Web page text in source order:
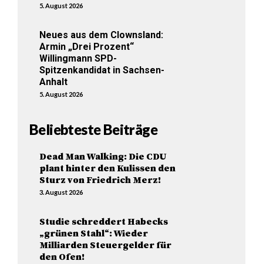
5. August 2026
Neues aus dem Clownsland:
Armin „Drei Prozent“
Willingmann SPD-
Spitzenkandidat in Sachsen-
Anhalt
5. August 2026
Beliebteste Beiträge
Dead Man Walking: Die CDU
plant hinter den Kulissen den
Sturz von Friedrich Merz!
3. August 2026
Studie schreddert Habecks
„grünen Stahl“: Wieder
Milliarden Steuergelder für
den Ofen!